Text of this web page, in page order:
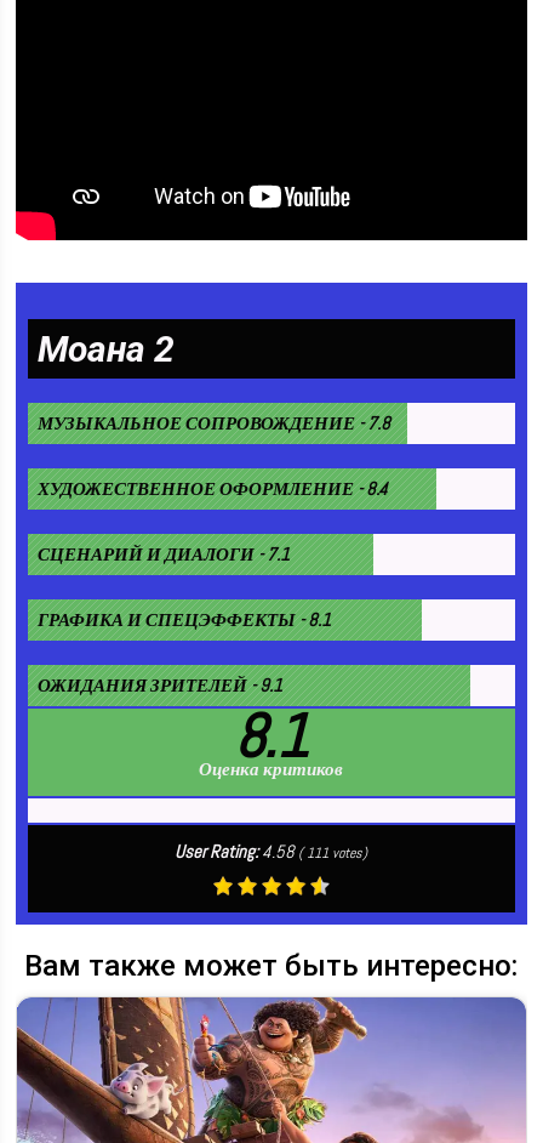
Моана 2
МУЗЫКАЛЬНОЕ СОПРОВОЖДЕНИЕ - 7.8
ХУДОЖЕСТВЕННОЕ ОФОРМЛЕНИЕ - 8.4
СЦЕНАРИЙ И ДИАЛОГИ - 7.1
ГРАФИКА И СПЕЦЭФФЕКТЫ - 8.1
ОЖИДАНИЯ ЗРИТЕЛЕЙ - 9.1
8.1
Оценка критиков
User Rating:4.58 (111 votes)
Вам также может быть интересно: